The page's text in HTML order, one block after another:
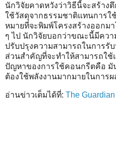
นักวิจัยคาดหวังว่าวิธีนี้จะสร้าง
ใช้วัสดุจากธรรมชาติแทนการใ
หมายที่จะพิมพ์โครงสร้างออกม
ๆ ไป นักวิจัยบอกว่าขณะนี้มีควา
ปรับปรุงความสามารถในการรั
ส่วนสำคัญที่จะทำให้สามารถใ
ปัญหาของการใช้คอนกรีตคือ มั
ต้องใช้พลังงานมากมายในการ
อ่านข่าวเต็มได้ที่: The Guardian